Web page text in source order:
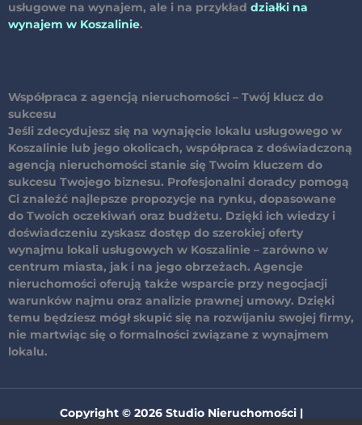
usługowe na wynajem, ale i na przykład działki na
wynajem w Koszalinie.
Współpraca z agencją nieruchomości – Twój klucz do
sukcesu
Jeśli zdecydujesz się na wynajęcie lokalu usługowego w
Koszalinie lub jego okolicach, współpraca z doświadczoną
agencją nieruchomości stanie się Twoim kluczem do
sukcesu Twojego biznesu. Profesjonalni doradcy pomogą
Ci znaleźć najlepsze propozycje na rynku, dopasowane
do Twoich oczekiwań oraz budżetu. Dzięki ich wiedzy i
doświadczeniu zyskasz dostęp do szerokiej oferty
wynajmu lokali usługowych w Koszalinie – zarówno w
centrum miasta, jak i na jego obrzeżach. Agencje
nieruchomości oferują także wsparcie przy negocjacji
warunków najmu oraz analizie prawnej umowy. Dzięki
temu będziesz mógł skupić się na rozwijaniu swojej firmy,
nie martwiąc się o formalności związane z wynajmem
lokalu.
Copyright © 2026 Studio Nieruchomości |